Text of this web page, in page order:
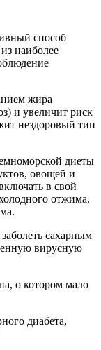
способ
наиболее
жира
и увеличит риск
нездоровый тип
диеты
овощей и
в свой
отжима.
сахарным
вирусную
о котором мало
диабета,